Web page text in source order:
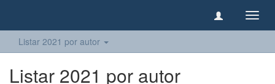
Listar 2021 por autor
Listar 2021 por autor